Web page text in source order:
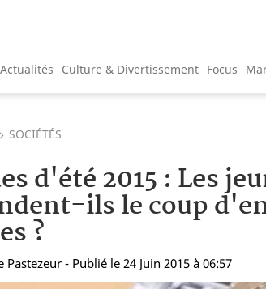
Actualités Culture & Divertissement Focus
SOCIÉTÉS
d'été 2015 : Les
ils le coup
?
Pastezeur - Publié le 24 Juin 2015 à 06:57